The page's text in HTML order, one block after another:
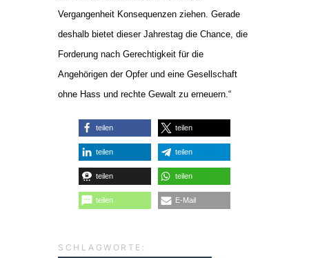
Vergangenheit Konsequenzen ziehen. Gerade
deshalb bietet dieser Jahrestag die Chance, die
Forderung nach Gerechtigkeit für die
Angehörigen der Opfer und eine Gesellschaft
ohne Hass und rechte Gewalt zu erneuern.“
teilen teilen
teilen teilen
teilen teilen
teilen E-Mail
SCHLAGWORTE: